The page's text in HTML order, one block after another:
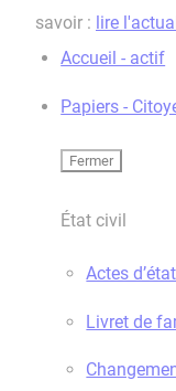
savoir : lire
Accueil - actif
Papiers -
Fermer
État civil
Actes
Livret de